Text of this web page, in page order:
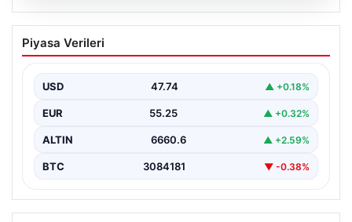
08.08.2026
Salah’ın Trabzon’da yaşayacağı lüks
villa belli oldu! Resmen yok yok…
Piyasa Verileri
USD 47.74 ▲ +0.18%
EUR 55.25 ▲ +0.32%
ALTIN 6660.6 ▲ +2.59%
BTC 3084181 ▼ -0.38%